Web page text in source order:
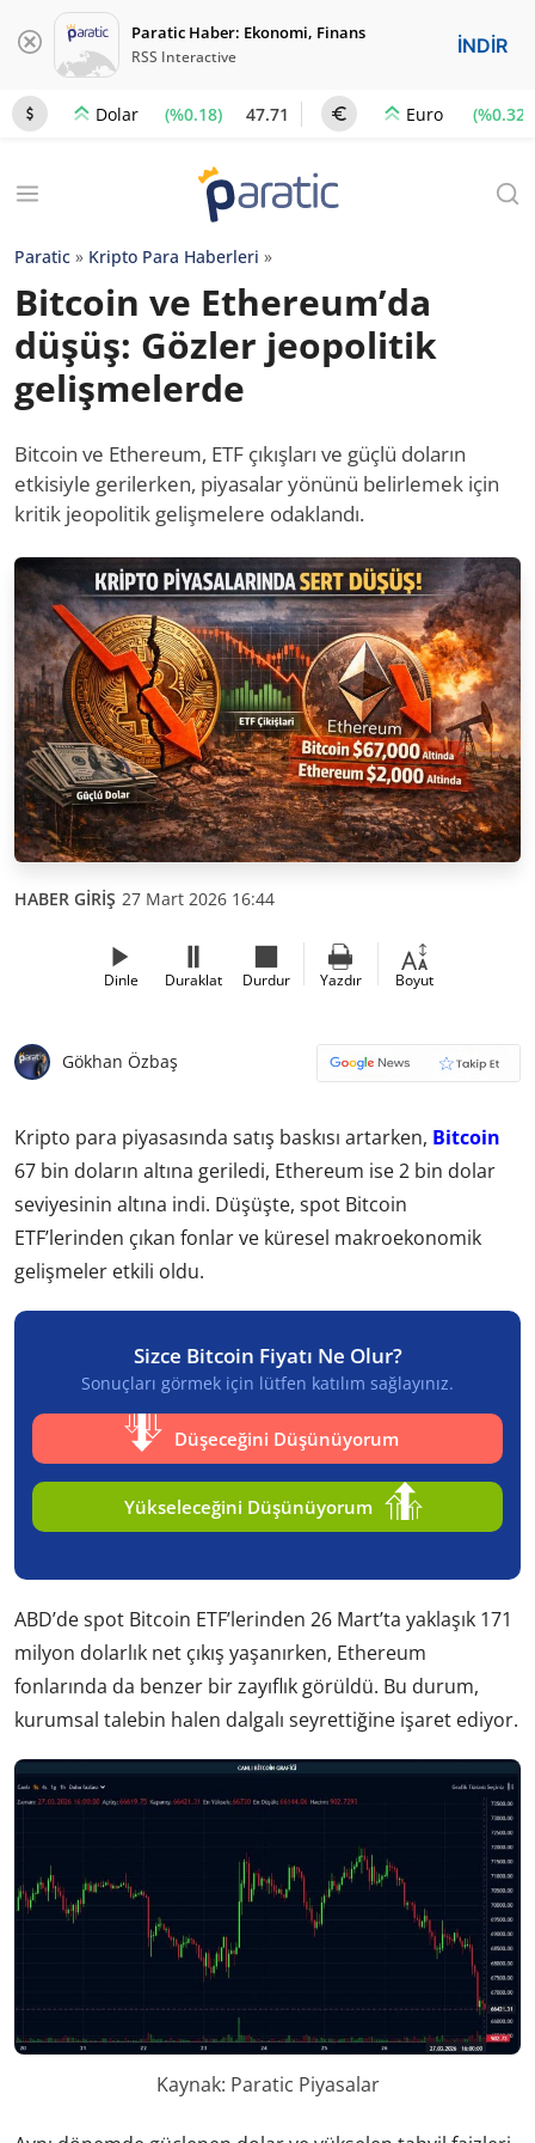
Paratic Haber: Ekonomi, Finans
RSS Interactive İNDİR
Dolar (%0.18) 47.71 Euro (%0.32)
Paratic » Kripto Para Haberleri »
Bitcoin ve Ethereum’da
düşüş: Gözler jeopolitik
gelişmelerde
Bitcoin ve Ethereum, ETF çıkışları ve güçlü doların
etkisiyle gerilerken, piyasalar yönünü belirlemek için
kritik jeopolitik gelişmelere odaklandı.
HABER GİRİŞ 27 Mart 2026 16:44
Dinle Duraklat Durdur Yazdır Boyut
Gökhan Özbaş
Kripto para piyasasında satış baskısı artarken, Bitcoin
67 bin doların altına geriledi, Ethereum ise 2 bin dolar
seviyesinin altına indi. Düşüşte, spot Bitcoin
ETF’lerinden çıkan fonlar ve küresel makroekonomik
gelişmeler etkili oldu.
Sizce Bitcoin Fiyatı Ne Olur?
Sonuçları görmek için lütfen katılım sağlayınız.
Düşeceğini Düşünüyorum
Yükseleceğini Düşünüyorum
ABD’de spot Bitcoin ETF’lerinden 26 Mart’ta yaklaşık 171
milyon dolarlık net çıkış yaşanırken, Ethereum
fonlarında da benzer bir zayıflık görüldü. Bu durum,
kurumsal talebin halen dalgalı seyrettiğine işaret ediyor.
Kaynak: Paratic Piyasalar